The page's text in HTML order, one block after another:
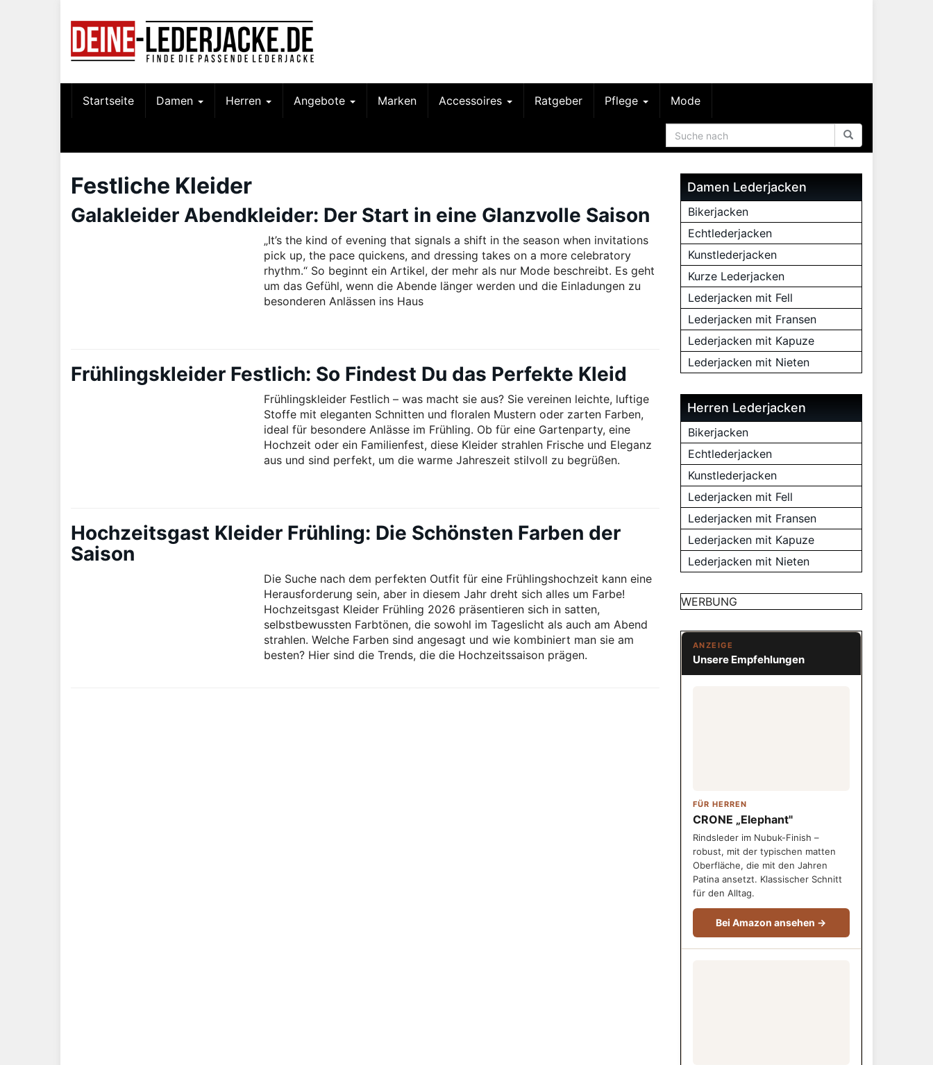
Startseite Damen Herren Angebote Marken Accessoires Ratgeber Pflege Mode
Festliche Kleider
Galakleider Abendkleider: Der Start in eine Glanzvolle Saison
„It’s the kind of evening that signals a shift in the season when invitations
pick up, the pace quickens, and dressing takes on a more celebratory
rhythm.“ So beginnt ein Artikel, der mehr als nur Mode beschreibt. Es geht
um das Gefühl, wenn die Abende länger werden und die Einladungen zu
besonderen Anlässen ins Haus
Frühlingskleider Festlich: So Findest Du das Perfekte Kleid
Frühlingskleider Festlich – was macht sie aus? Sie vereinen leichte, luftige
Stoffe mit eleganten Schnitten und floralen Mustern oder zarten Farben,
ideal für besondere Anlässe im Frühling. Ob für eine Gartenparty, eine
Hochzeit oder ein Familienfest, diese Kleider strahlen Frische und Eleganz
aus und sind perfekt, um die warme Jahreszeit stilvoll zu begrüßen.
Hochzeitsgast Kleider Frühling: Die Schönsten Farben der
Saison
Die Suche nach dem perfekten Outfit für eine Frühlingshochzeit kann eine
Herausforderung sein, aber in diesem Jahr dreht sich alles um Farbe!
Hochzeitsgast Kleider Frühling 2026 präsentieren sich in satten,
selbstbewussten Farbtönen, die sowohl im Tageslicht als auch am Abend
strahlen. Welche Farben sind angesagt und wie kombiniert man sie am
besten? Hier sind die Trends, die die Hochzeitssaison prägen.
Damen Lederjacken
Bikerjacken
Echtlederjacken
Kunstlederjacken
Kurze Lederjacken
Lederjacken mit Fell
Lederjacken mit Fransen
Lederjacken mit Kapuze
Lederjacken mit Nieten
Herren Lederjacken
Bikerjacken
Echtlederjacken
Kunstlederjacken
Lederjacken mit Fell
Lederjacken mit Fransen
Lederjacken mit Kapuze
Lederjacken mit Nieten
WERBUNG
ANZEIGE
Unsere Empfehlungen
FÜR HERREN
CRONE „Elephant"
Rindsleder im Nubuk-Finish –
robust, mit der typischen matten
Oberfläche, die mit den Jahren
Patina ansetzt. Klassischer Schnitt
für den Alltag.
Bei Amazon ansehen →